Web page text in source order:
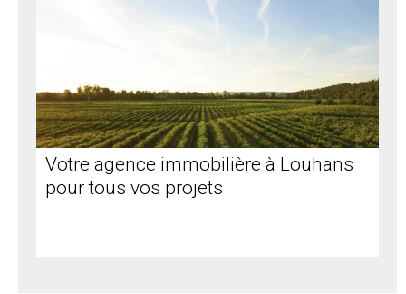
Votre agence immobilière à Louhans
pour tous vos projets